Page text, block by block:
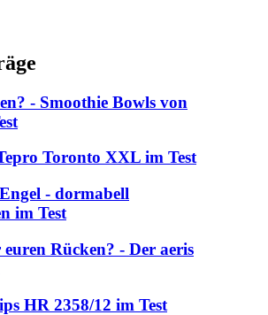
- Smoothie Bowls von
Toronto XXL im Test
- dormabell
im Test
Rücken? - Der aeris
HR 2358/12 im Test